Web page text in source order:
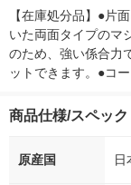
【在庫処分品】●片
いた両面タイプのマ
のため、強い係合力
ットできます。●コ
商品仕様/スペック
原産国 日